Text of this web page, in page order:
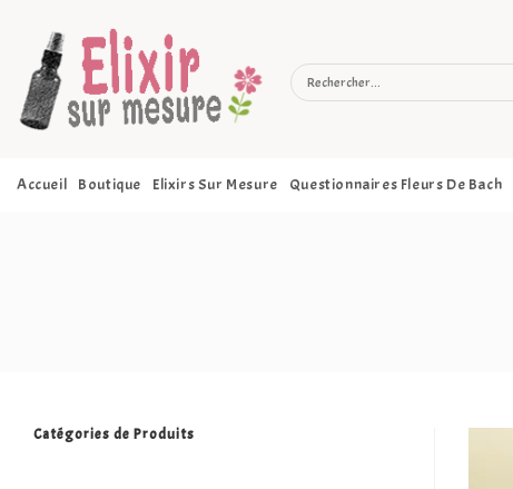
Accueil Boutique Elixirs Sur Mesure Questionnaires Fleurs De Bach
Catégories de Produits